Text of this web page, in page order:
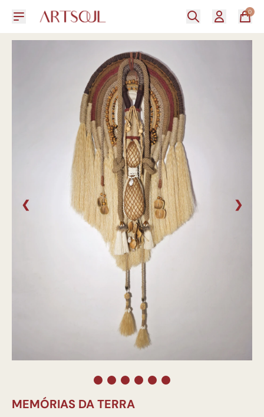
0
❮ ❯
MEMÓRIAS DA TERRA